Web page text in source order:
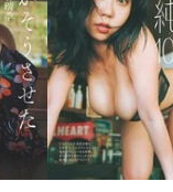
溝端 葵『もう
つの、あおい
で。』
2026年08月09日